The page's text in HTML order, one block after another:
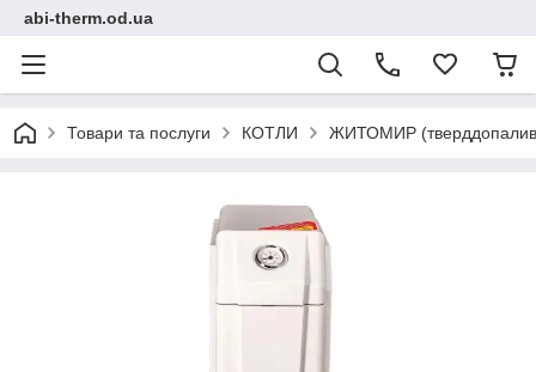
abi-therm.od.ua
Товари та послуги КОТЛИ ЖИТОМИР